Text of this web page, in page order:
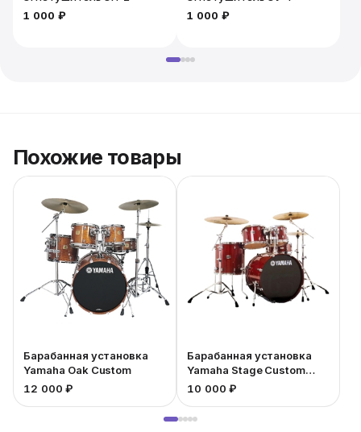
1 000 ₽
1 000 ₽
Похожие товары
Барабанная установка
Yamaha Oak Custom
12 000 ₽
Барабанная установка
Yamaha Stage Custom
Bridge
10 000 ₽